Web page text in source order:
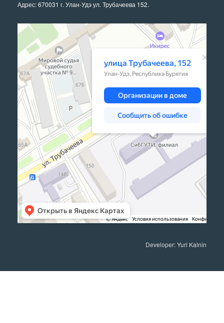
Адрес: 670031 г. Улан-Удэ ул. Трубачеева 152.
Улан‑Удэ
Улица Трубачеева, 152 — Яндекс Карты
Developer: Yuri Kalnin